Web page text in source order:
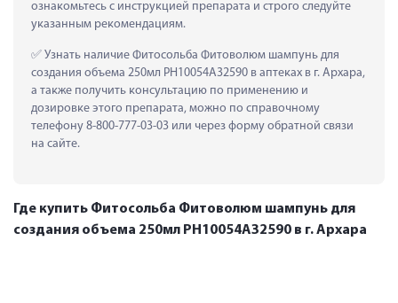
ознакомьтесь с инструкцией препарата и строго следуйте
указанным рекомендациям.
Узнать наличие Фитосольба Фитоволюм шампунь для
создания объема 250мл PH10054A32590 в аптеках в г. Архара,
а также получить консультацию по применению и
дозировке этого препарата, можно по справочному
телефону 8-800-777-03-03 или через форму обратной связи
на сайте.
Где купить Фитосольба Фитоволюм шампунь для
создания объема 250мл PH10054A32590 в г. Архара